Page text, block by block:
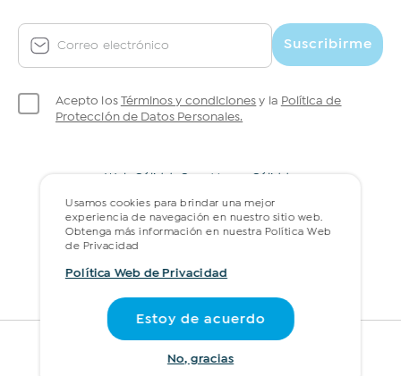
Correo electrónico Suscribirme
Acepto los Términos y condiciones y la Política de
Protección de Datos Personales.
Web Cálidda
Gran Museo Cálidda
Usamos cookies para brindar una mejor
experiencia de navegación en nuestro sitio web.
Obtenga más información en nuestra Política Web
de Privacidad
Política Web de Privacidad
Estoy de acuerdo
No, gracias